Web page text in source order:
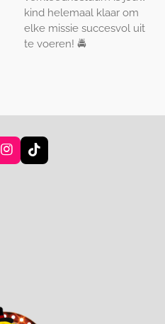
kind helemaal klaar om
elke missie succesvol uit
te voeren! 🚔
I
n
T
i